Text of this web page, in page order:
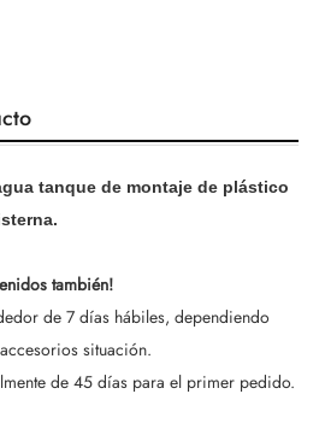
tanque de montaje de plástico
también!
de 7 días hábiles, dependiendo
situación.
de 45 días para el primer pedido.